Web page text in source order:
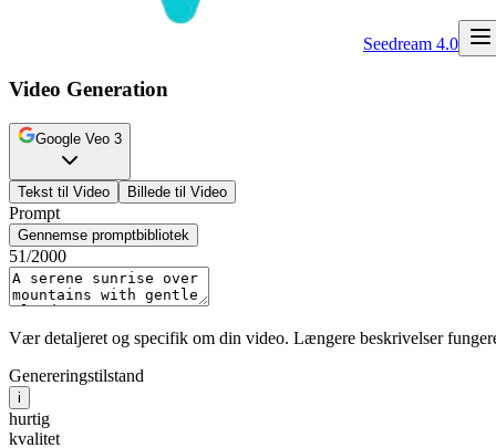
Seedream 4.0
Video Generation
Google Veo 3
Tekst til Video Billede til Video
Prompt
Gennemse promptbibliotek
51/2000
Vær detaljeret og specifik om din video. Længere beskrivelser
Genereringstilstand
i
hurtig
kvalitet